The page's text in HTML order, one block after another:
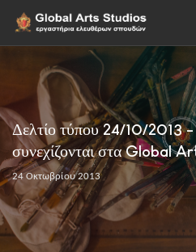
Δελτίο τύπου 24/10/2013 -
συνεχίζονται στα Global
24 Οκτωβρίου 2013